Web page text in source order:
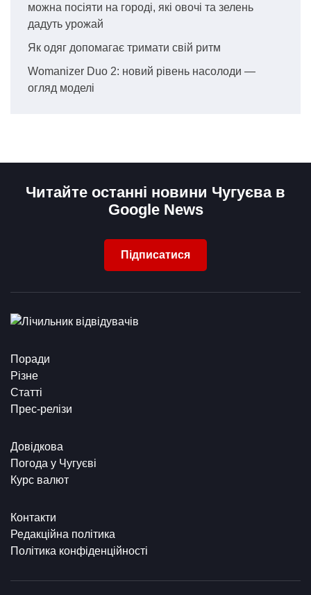
можна посіяти на городі, які овочі та зелень
дадуть урожай
Як одяг допомагає тримати свій ритм
Womanizer Duo 2: новий рівень насолоди —
огляд моделі
Читайте останні новини Чугуєва в
Google News
Підписатися
Поради
Різне
Статті
Прес-релізи
Довідкова
Погода у Чугуєві
Курс валют
Контакти
Редакційна політика
Політика конфіденційності